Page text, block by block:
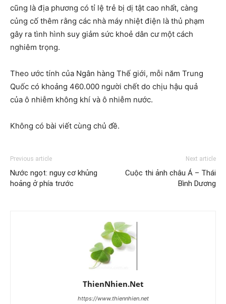
cũng là địa phương có tỉ lệ trẻ bị dị tật cao nhất, càng
củng cố thêm rằng các nhà máy nhiệt điện là thủ phạm
gây ra tình hình suy giảm sức khoẻ dân cư một cách
nghiêm trọng.
Theo ước tính của Ngân hàng Thế giới, mỗi năm Trung
Quốc có khoảng 460.000 người chết do chịu hậu quả
của ô nhiễm không khí và ô nhiễm nước.
Không có bài viết cùng chủ đề.
Previous article
Nước ngọt: nguy cơ khủng
hoảng ở phía trước
Next article
Cuộc thi ảnh châu Á – Thái
Bình Dương
ThienNhien.Net
https://www.thiennhien.net